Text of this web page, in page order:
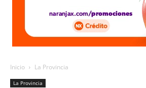
Inicio La Provincia
La Provincia